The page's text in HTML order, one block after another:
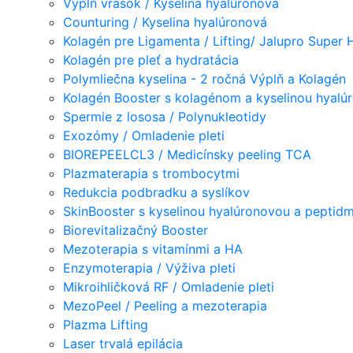
Výplň vrások / Kyselina hyalúronová
Counturing / Kyselina hyalúronová
Kolagén pre Ligamenta / Lifting/ Jalupro Super
Kolagén pre pleť a hydratácia
Polymliečna kyselina - 2 ročná Výplň a Kolagén
Kolagén Booster s kolagénom a kyselinou
Spermie z lososa / Polynukleotidy
Exozómy / Omladenie pleti
BIOREPEELCL3 / Medicínsky peeling TCA
Plazmaterapia s trombocytmi
Redukcia podbradku a syslíkov
SkinBooster s kyselinou hyalúronovou a
Biorevitalizačný Booster
Mezoterapia s vitamínmi a HA
Enzymoterapia / Výživa pleti
Mikroihličková RF / Omladenie pleti
MezoPeel / Peeling a mezoterapia
Plazma Lifting
Laser trvalá epilácia